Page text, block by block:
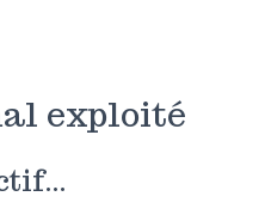
exploité